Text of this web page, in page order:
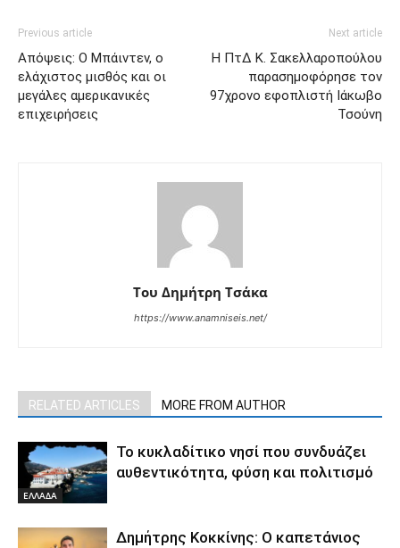
Previous article
Απόψεις: Ο Μπάιντεν, ο
ελάχιστος μισθός και οι
μεγάλες αμερικανικές
επιχειρήσεις
Next article
Η ΠτΔ Κ. Σακελλαροπούλου
παρασημοφόρησε τον
97χρονο εφοπλιστή Ιάκωβο
Τσούνη
Του Δημήτρη Τσάκα
https://www.anamniseis.net/
RELATED ARTICLES MORE FROM AUTHOR
ΕΛΛΑΔΑ
Το κυκλαδίτικο νησί που συνδυάζει
αυθεντικότητα, φύση και πολιτισμό
Δημήτρης Κοκκίνης: Ο καπετάνιος